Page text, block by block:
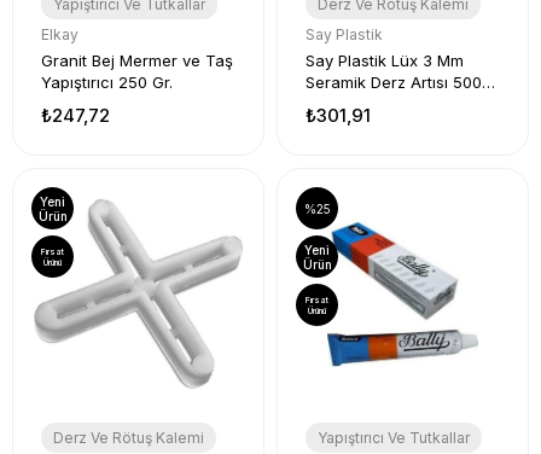
Yapıştırıcı Ve Tutkallar
Elkay
Granit Bej Mermer ve Taş
Yapıştırıcı 250 Gr.
₺247,72
Derz Ve Rötuş Kalemi
Say Plastik
Say Plastik Lüx 3 Mm
Seramik Derz Artısı 500
₺301,91
Derz Ve Rötuş Kalemi
Yeni
Ürün
Fırsat
Ürünü
Yapıştırıcı Ve Tutkallar
%25
Yeni
Ürün
Fırsat
Ürünü